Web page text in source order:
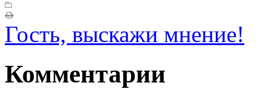
Гость, выскажи мнение!
Комментарии